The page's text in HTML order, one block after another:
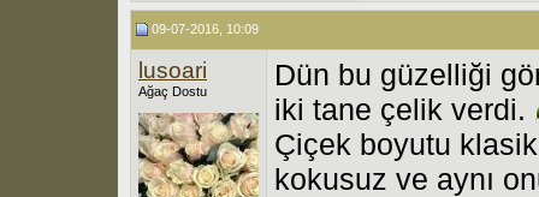
09-07-2016, 10:09
lusoari
Ağaç Dostu
Dün bu güzelliği
iki tane çelik verdi.
Çiçek boyutu klasik
kokusuz ve aynı